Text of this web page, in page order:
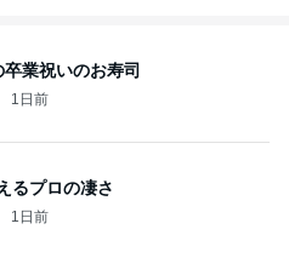
業祝いのお寿司
1日前
るプロの凄さ
1日前